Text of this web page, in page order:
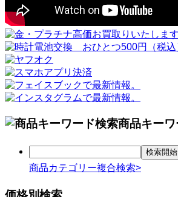
商品キー
商品カテゴリー複合検索>